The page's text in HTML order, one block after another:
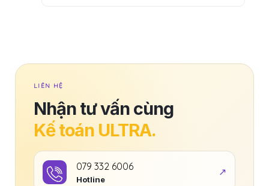
LIÊN HỆ
Nhận tư vấn cùng
Kế toán ULTRA.
Hotline
079 332 6006